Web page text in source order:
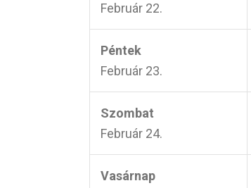
Február 22.
Péntek
Február 23.
Szombat
Február 24.
Vasárnap